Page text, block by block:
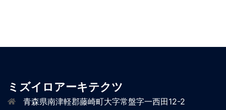
ミズイロアーキテクツ
青森県南津軽郡藤崎町大字常盤字一西田12-2